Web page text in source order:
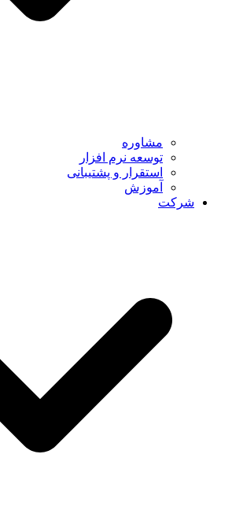
مشاوره
توسعه نرم افزار
استقرار و پشتیبانی
آموزش
شرکت